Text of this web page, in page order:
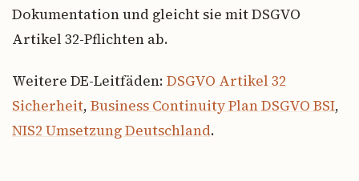
Dokumentation und gleicht sie mit DSGVO
Artikel 32-Pflichten ab.
Weitere DE-Leitfäden: DSGVO Artikel 32
Sicherheit, Business Continuity Plan DSGVO BSI,
NIS2 Umsetzung Deutschland.